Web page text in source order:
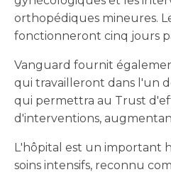
orthopédiques mineures.
fonctionneront cinq jours
Vanguard fournit
qui travailleront dans l'un
qui permettra au Trust
d'interventions,
L'hôpital est un important
soins intensifs, reconnu